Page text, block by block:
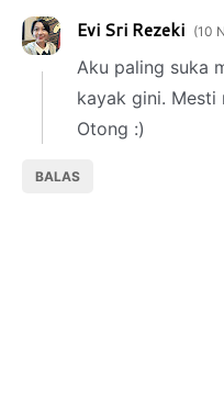
Evi Sri Rezeki 10
Aku paling suka
kayak gini. Mesti
Otong :)
BALAS